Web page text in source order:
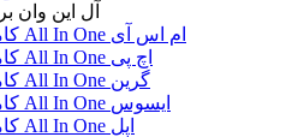
آل این وان
کامپیوتر All In One ام اس آی
کامپیوتر All In One اچ پی
کامپیوتر All In One گرین
کامپیوتر All In One ایسوس
کامپیوتر All In One اپل